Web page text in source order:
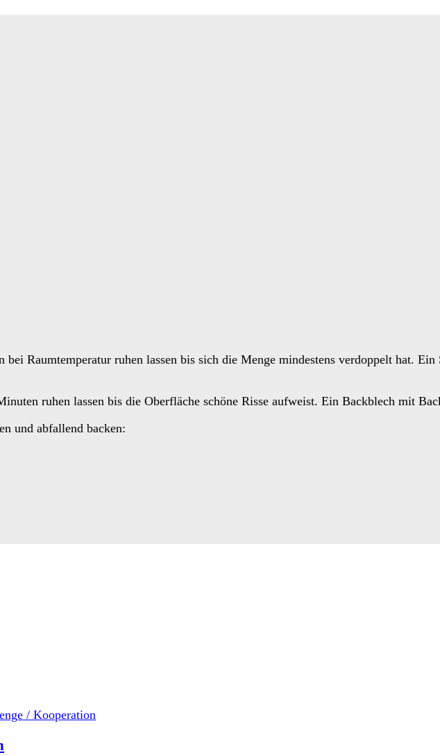
Raumtemperatur ruhen lassen bis sich die Menge mindestens verdoppelt hat.
ruhen lassen bis die Oberfläche schöne Risse aufweist. Ein Backblech mit
und abfallend backen: